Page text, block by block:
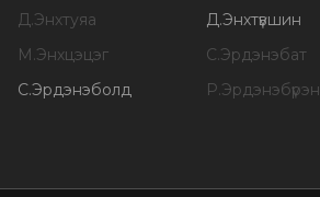
Д.Энхтуяа Д.Энхтүвшин
М.Энхцэцэг С.Эрдэнэбат
С.Эрдэнэболд Р.Эрдэнэбүрэн